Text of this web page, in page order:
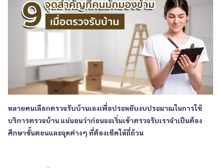
หลายคนเลือกตรวจรับบ้านเองเพื่อประหยับงบประมาณในการใช้
บริการตรวจบ้าน แน่นอนว่าก่อนจะเริ่มเข้าตรวจรับเราจำเป็นต้อง
ศึกษาขั้นตอนและจุดต่างๆ ที่ต้องเช็คให้ถี่ถ้วน